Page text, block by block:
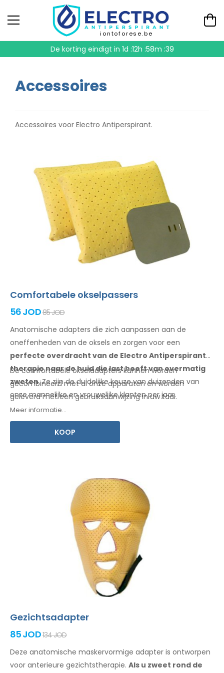
iontoforese.be
De korting eindigt in 1d :12h :58m :39
Accessoires
Accessoires voor Electro Antiperspirant.
Comfortabele okselpassers
56 JOD85 JOD
Anatomische adapters die zich aanpassen aan de
oneffenheden van de oksels en zorgen voor een
perfecte overdracht van de Electro Antiperspirant
therapienaar de huiddie last heeft van overmatig
zweten. Ze zijn de duidelijke keuze van duizenden van
onze mannelijkeen vrouwelijkeklanten per jaar.
De comfortabeleokseladapterskunnen worden
gecombineerd metalonze apparaten en worden
geleverd met eengebruiksaanwijzing in uw taal.
Meer informatie...
KOOP
Gezichtsadapter
85 JOD134 JOD
Deze anatomische maskervormige adapter is ontworpen
voor anterieure gezichtstherapie. Als u zweet rond de